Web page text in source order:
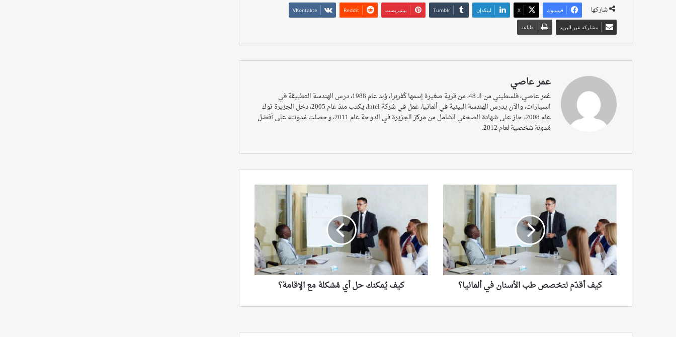
شاركها فيسبوك ‫X لينكدإن بينتيريست
مشاركة عبر البريد طباعة
عمر عاصي
عُمر عاصي، فلسطيني من الـ 48، من قرية صغيرة إسمها كُفربرا، وُلد عام 1988، درس الهندسة التطبيقة في
السيارات، والآن يدرس الهندسة البيئية في ألمانيا، عمل في شركة Intel، يكتب منذ عام 2005، دخل الجزيرة توك
عام 2008، حاز على شهادة الصحفي الشامل من مركز الجزيرة في الدوحة عام 2011، وحصلت مُدونته على أفضل
مُدونة شخصية لعام 2012.
طب
الأسنان
في
ألمانيا؟
كيف أقدّم لتخصص طب الأسنان في ألمانيا؟
أي
مُشكلة
مع
الإقامة؟‎
كيف يُمكنك حل أي مُشكلة مع الإقامة؟‎